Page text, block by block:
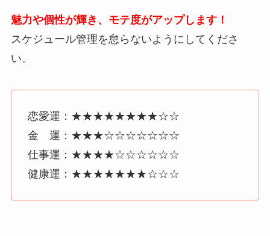
魅力や個性が輝き、モテ度がアップします！
スケジュール管理を怠らないようにしてくださ
い。
恋愛運：★★★★★★★★☆☆
金 運：★★★☆☆☆☆☆☆☆
仕事運：★★★★☆☆☆☆☆☆
健康運：★★★★★★★☆☆☆